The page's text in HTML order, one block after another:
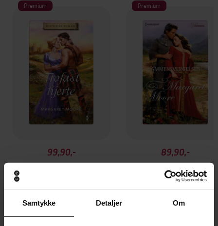
Samtykke Detaljer Om
Premium
99,90,-
Trofast hjerte
EBOK
Premium
89,90,-
Sammensvergelsen
Margaret Moore
EBOK